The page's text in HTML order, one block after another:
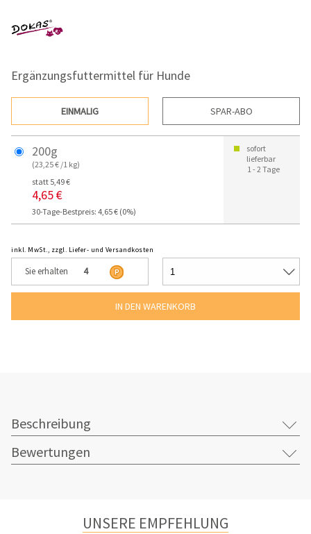
Ergänzungsfuttermittel für Hunde
EINMALIG SPAR-ABO
200g
(23,25 € /1 kg)
statt 5,49 €
4,65 €
30-Tage-Bestpreis: 4,65 € (0%)
sofort
lieferbar
1 - 2 Tage
inkl. MwSt., zzgl. Liefer- und Versandkosten
Sie erhalten 4
Beschreibung
Bewertungen
UNSERE EMPFEHLUNG